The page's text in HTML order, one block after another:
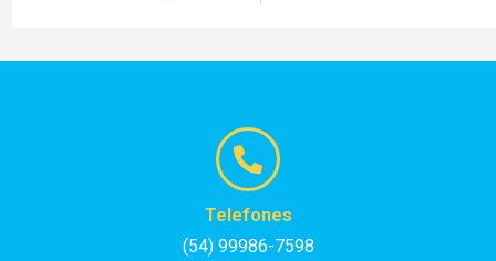
Telefones
(54) 99986-7598